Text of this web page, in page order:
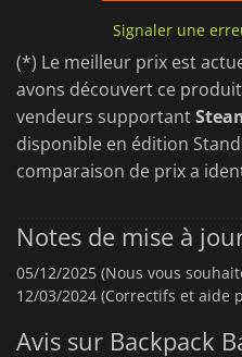
Signaler une
(*) Le meilleur prix est
avons découvert ce
vendeurs supportant
disponible en édition
comparaison de prix a
Notes de mise à
05/12/2025 (Nous vous
12/03/2024 (Correctifs et aide
Avis sur Backpack